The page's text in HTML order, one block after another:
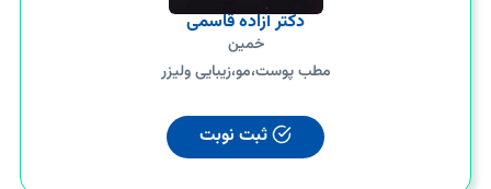
دکتر آزاده قاسمی
خمین
مطب پوست،مو،زیبایی ولیزر
ثبت نوبت